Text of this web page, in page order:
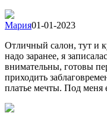
Мария01-01-2023
Отличный салон, тут и
надо заранее, я
внимательны, готовы
приходить
платье мечты. Под меня